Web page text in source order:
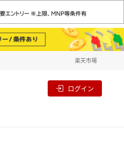
楽天市場
ログイン